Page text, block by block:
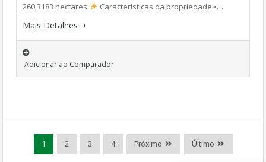
260,3183 hectares
Características da propriedade:•…
Mais Detalhes
Adicionar ao Comparador
1 2 3 4 Próximo Último